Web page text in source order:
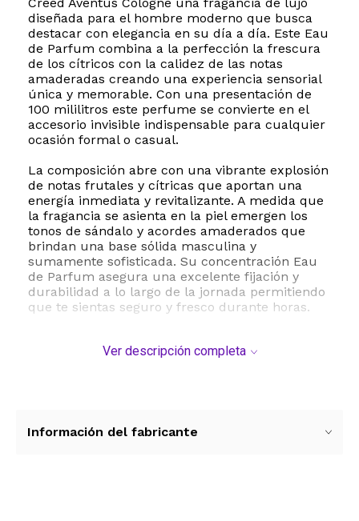
diseñada para el hombre moderno que busca
destacar con elegancia en su día a día. Este Eau
de Parfum combina a la perfección la frescura
de los cítricos con la calidez de las notas
amaderadas creando una experiencia sensorial
única y memorable. Con una presentación de
100 mililitros este perfume se convierte en el
accesorio invisible indispensable para cualquier
ocasión formal o casual.
La composición abre con una vibrante explosión
de notas frutales y cítricas que aportan una
energía inmediata y revitalizante. A medida que
la fragancia se asienta en la piel emergen los
tonos de sándalo y acordes amaderados que
brindan una base sólida masculina y
sumamente sofisticada. Su concentración Eau
de Parfum asegura una excelente fijación y
durabilidad a lo largo de la jornada permitiendo
que te sientas seguro y fresco durante horas.
mundial conocida por su dedicación a la calidad
refinados. Su frasco elegante y compacto de
Ver descripción completa
Información del fabricante